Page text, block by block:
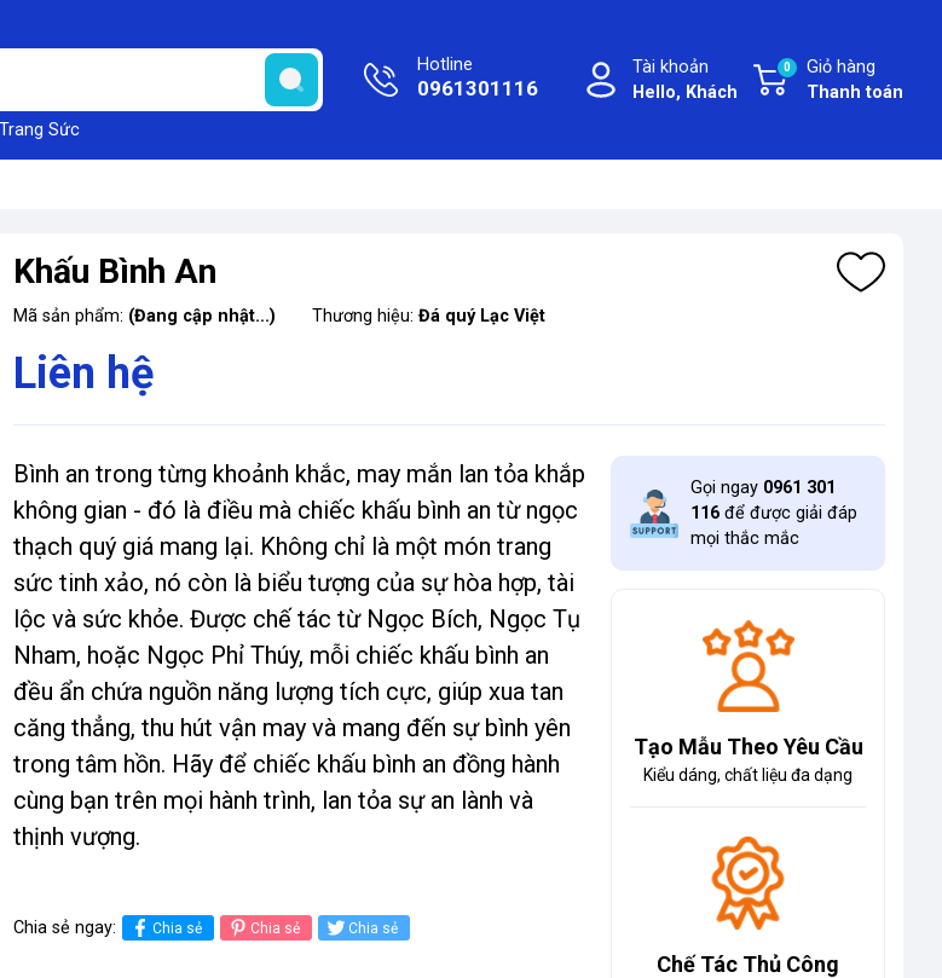
Trang Sức
Hotline
0961301116
Tài khoản
Hello, Khách
Giỏ hàng
Thanh toán
0
Khấu Bình An
Mã sản phẩm: (Đang cập nhật...) Thương hiệu:Đá quý Lạc Việt
Liên hệ
Bình an trong từng khoảnh khắc, may mắn lan tỏa khắp
không gian - đó là điều mà chiếc khấu bình an từ ngọc
thạch quý giá mang lại. Không chỉ là một món trang
sức tinh xảo, nó còn là biểu tượng của sự hòa hợp, tài
lộc và sức khỏe. Được chế tác từ Ngọc Bích, Ngọc Tụ
Nham, hoặc Ngọc Phỉ Thúy, mỗi chiếc khấu bình an
đều ẩn chứa nguồn năng lượng tích cực, giúp xua tan
căng thẳng, thu hút vận may và mang đến sự bình yên
trong tâm hồn. Hãy để chiếc khấu bình an đồng hành
cùng bạn trên mọi hành trình, lan tỏa sự an lành và
thịnh vượng.
Chia sẻ ngay: Chia sẻ Chia sẻ Chia sẻ
Gọi ngay 0961 301
116 để được giải đáp
mọi thắc mắc
Tạo Mẫu Theo Yêu Cầu
Kiểu dáng, chất liệu đa dạng
Chế Tác Thủ Công